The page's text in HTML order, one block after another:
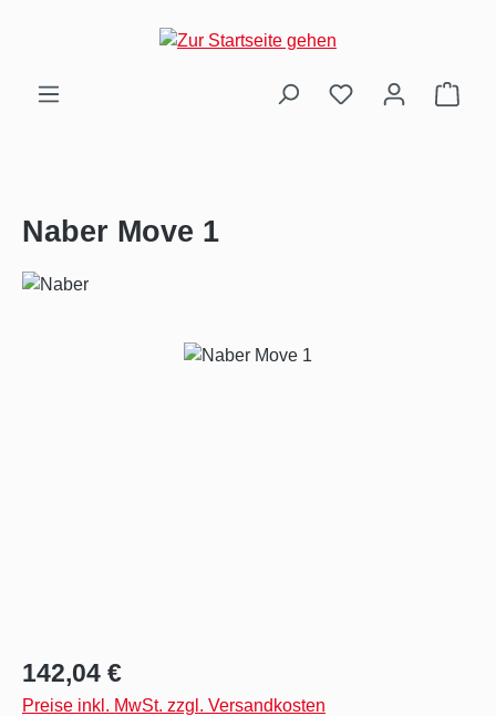
Zum Hauptinhalt springen
Naber Move 1
Bildergalerie überspringen
Regulärer Preis:
142,04 €
Preise inkl. MwSt. zzgl. Versandkosten